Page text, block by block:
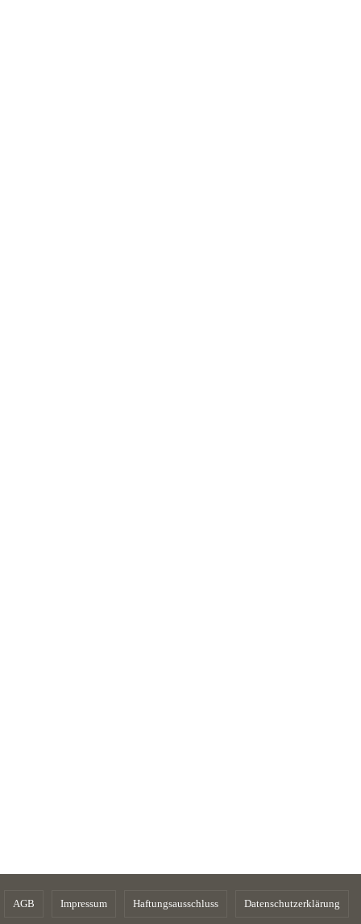
AGB Impressum Haftungsausschluss Datenschutzerklärung